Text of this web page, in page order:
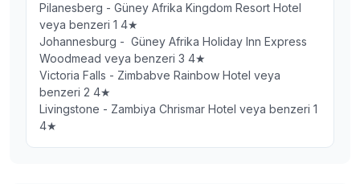
Pilanesberg - Güney Afrika Kingdom Resort Hotel
veya benzeri 1 4★
Johannesburg - Güney Afrika Holiday Inn Express
Woodmead veya benzeri 3 4★
Victoria Falls - Zimbabve Rainbow Hotel veya
benzeri 2 4★
Livingstone - Zambiya Chrismar Hotel veya benzeri 1
4★